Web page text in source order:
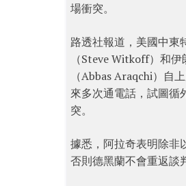
場衝突。
路透社報道，美國中東
（Steve Witkoff）和
（Abbas Araqchi）自
來多次通電話，試圖循
突。
據悉，阿拉奇表明除非
否則德黑蘭不會重返談